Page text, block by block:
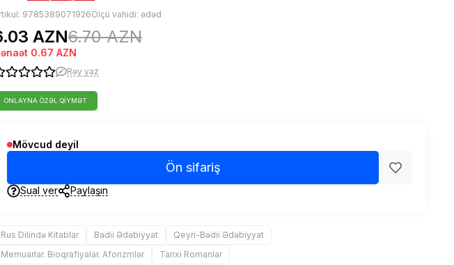
9785389071926Ölçü vahidi: ədəd
AZN6.70 AZN
0.67 AZN
Rəy yaz
ONLAYNA ÖZƏL QIYMƏT
Mövcud deyil
Ön sifariş
Sual ver Paylaşın
Rus Dilində Kitablar Bədii Ədəbiyyat
Qeyri-Bədii Ədəbiyyat
Memuarlar. Bioqrafiyalar. Aforizmlər
Tarixi Romanlar